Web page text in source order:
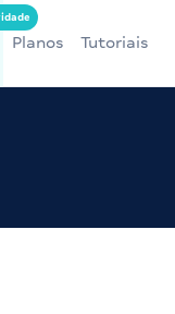
Planos Tutoriais